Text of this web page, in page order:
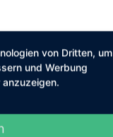
von Dritten, um
und Werbung